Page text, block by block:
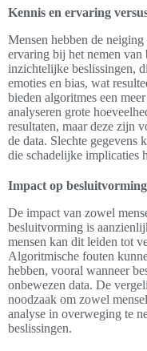
Kennis en ervaring
Mensen hebben de
ervaring bij het nemen
inzichtelijke beslissingen,
emoties en bias, wat
bieden algoritmes een
analyseren grote
resultaten, maar deze zijn
de data. Slechte gegevens
die schadelijke implicaties
Impact op besluitvorming
De impact van zowel
besluitvorming is
mensen kan dit leiden tot
Algoritmische fouten
hebben, vooral wanneer
onbewezen data. De
noodzaak om zowel
analyse in overweging te
beslissingen.